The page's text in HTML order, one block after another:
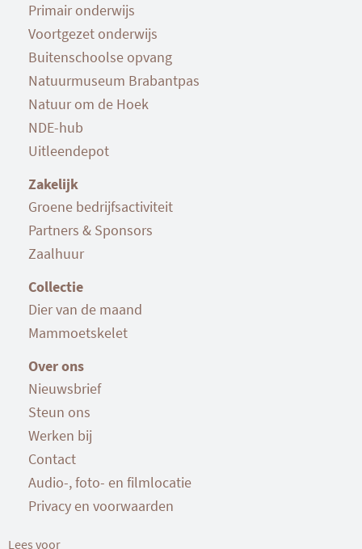
Lees voor
Primair onderwijs
Voortgezet onderwijs
Buitenschoolse opvang
Natuurmuseum Brabantpas
Natuur om de Hoek
NDE-hub
Uitleendepot
Zakelijk
Groene bedrijfsactiviteit
Partners & Sponsors
Zaalhuur
Collectie
Dier van de maand
Mammoetskelet
Over ons
Nieuwsbrief
Steun ons
Werken bij
Contact
Audio-, foto- en filmlocatie
Privacy en voorwaarden